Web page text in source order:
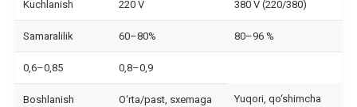
Kuchlanish 220 V 380 V (220/380)
Samaralilik 60–80% 80–96 %
0,6–0,85 0,8–0,9
Boshlanish
O‘rta/past, sxemaga
Yuqori, qo‘shimcha